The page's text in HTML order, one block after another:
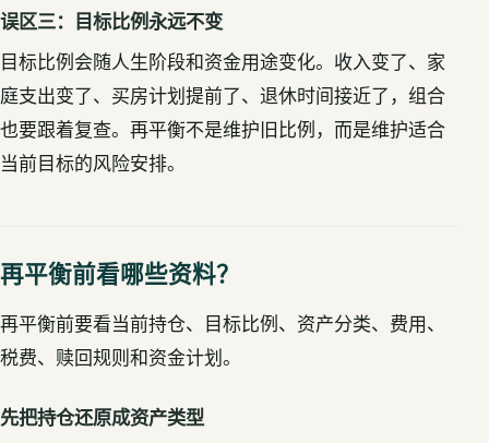
误区三：目标比例永远不变
目标比例会随人生阶段和资金用途变化。收入变了、家
庭支出变了、买房计划提前了、退休时间接近了，组合
也要跟着复查。再平衡不是维护旧比例，而是维护适合
当前目标的风险安排。
再平衡前看哪些资料？
再平衡前要看当前持仓、目标比例、资产分类、费用、
税费、赎回规则和资金计划。
先把持仓还原成资产类型